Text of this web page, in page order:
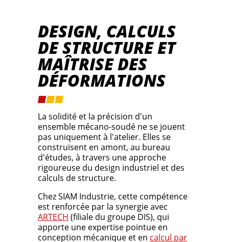
DESIGN, CALCULS
DE STRUCTURE ET
MAÎTRISE DES
DÉFORMATIONS
La solidité et la précision d'un
ensemble mécano-soudé ne se jouent
pas uniquement à l'atelier. Elles se
construisent en amont, au bureau
d'études, à travers une approche
rigoureuse du design industriel et des
calculs de structure.
Chez SIAM Industrie, cette compétence
est renforcée par la synergie avec
ARTECH (filiale du groupe DIS), qui
apporte une expertise pointue en
conception mécanique et en calcul par